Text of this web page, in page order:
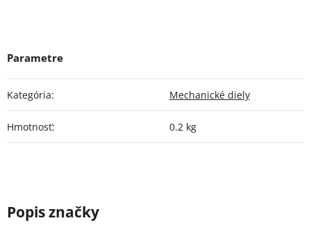
Kategória: Mechanické diely
Hmotnosť: 0.2 kg